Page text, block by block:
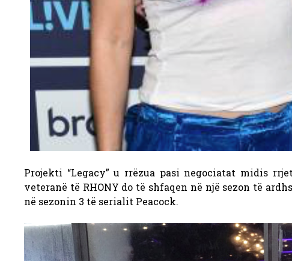
Projekti “Legacy” u rrëzua pasi negociatat midis
veteranë të RHONY do të shfaqen në një sezon të
në sezonin 3 të serialit Peacock.